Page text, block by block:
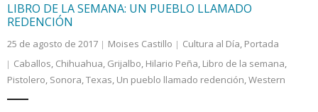
LIBRO DE LA SEMANA: UN PUEBLO LLAMADO
REDENCIÓN
25 de agosto de 2017 Moises Castillo Cultura al Día, Portada
Caballos, Chihuahua, Grijalbo, Hilario Peña, Libro de la semana,
Pistolero, Sonora,Texas, Un pueblo llamado redención,Western